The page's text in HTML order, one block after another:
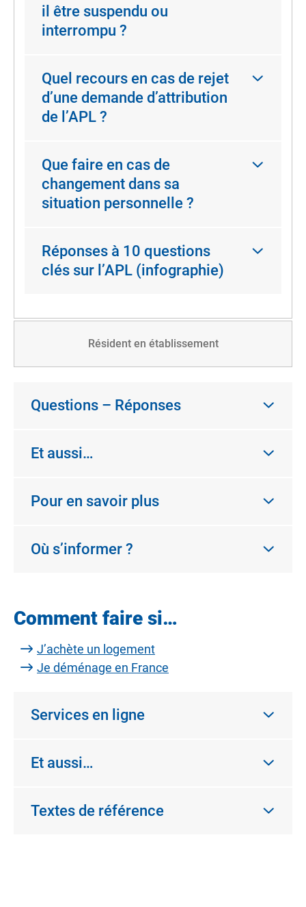
il être suspendu ou
interrompu ?
Quel recours en cas de rejet
d’une demande d’attribution
de l’APL ?
Que faire en cas de
changement dans sa
situation personnelle ?
Réponses à 10 questions
clés sur l’APL (infographie)
Résident en établissement
Questions – Réponses
Et aussi…
Pour en savoir plus
Où s’informer ?
Comment faire si…
J’achète un logement
Je déménage en France
Services en ligne
Et aussi…
Textes de référence